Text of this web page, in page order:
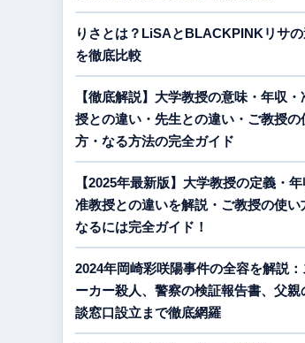
りさとは？LiSAとBLACKPINKリサ
を徹底比較
【徹底解説】大学教授の意味・年収・
授との違い・先生との違い・ご教授の
方・なる方法の完全ガイド
【2025年最新版】大学教授の定義・年
准教授との違いを解説・ご教授の使い
なるには完全ガイド！
2024年岡崎彩咲陽事件の全容を解説：
ーカー殺人、警察の検証報告書、父親
談窓口設立まで徹底網羅